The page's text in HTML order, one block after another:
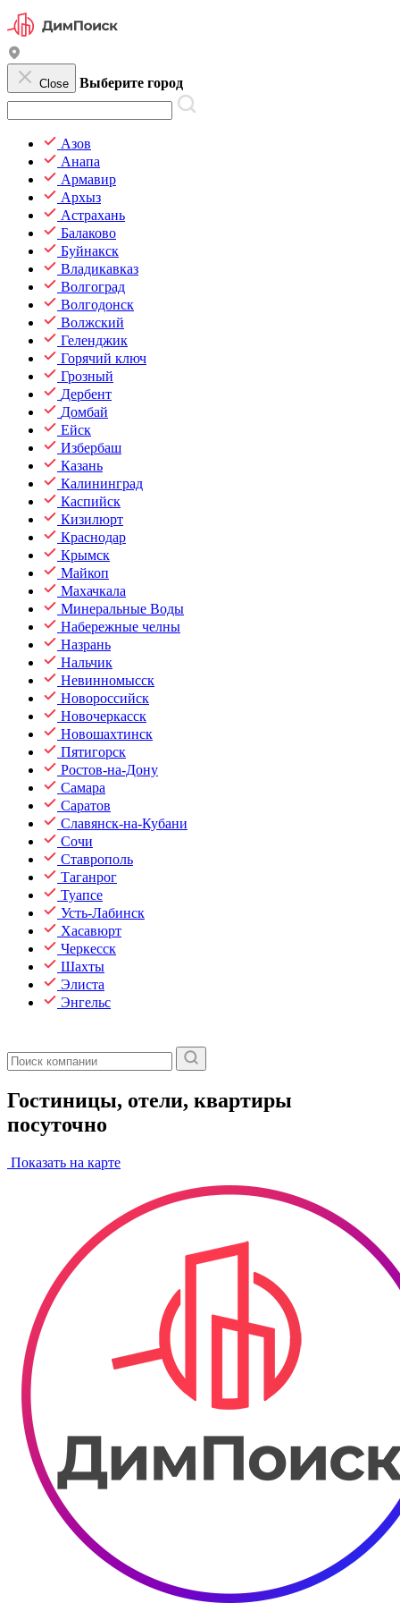
Close Выберите город
Азов
Анапа
Армавир
Архыз
Астрахань
Балаково
Буйнакск
Владикавказ
Волгоград
Волгодонск
Волжский
Геленджик
Горячий ключ
Грозный
Дербент
Домбай
Ейск
Избербаш
Казань
Калининград
Каспийск
Кизилюрт
Краснодар
Крымск
Майкоп
Махачкала
Минеральные Воды
Набережные челны
Назрань
Нальчик
Невинномысск
Новороссийск
Новочеркасск
Новошахтинск
Пятигорск
Ростов-на-Дону
Самара
Саратов
Славянск-на-Кубани
Сочи
Ставрополь
Таганрог
Туапсе
Усть-Лабинск
Хасавюрт
Черкесск
Шахты
Элиста
Энгельс
Гостиницы, отели, квартиры
посуточно
Показать на карте